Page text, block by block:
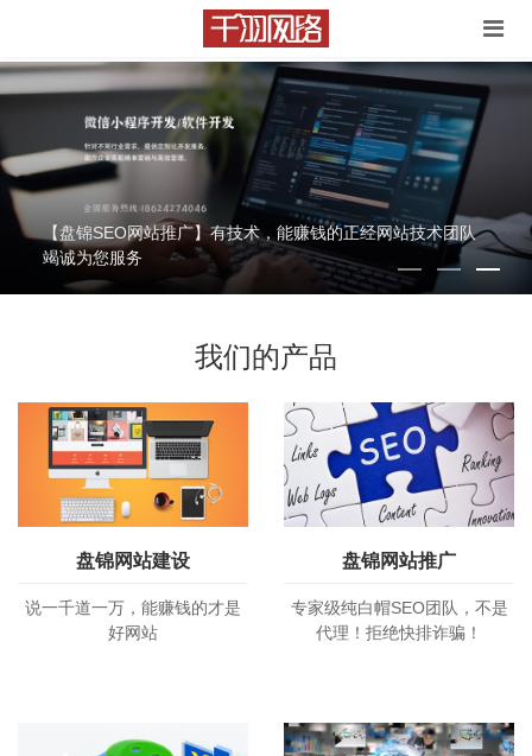
【盘锦SEO网站推广】有技术，能赚钱的正经网站技术团队
竭诚为您服务
我们的产品
盘锦网站建设
说一千道一万，能赚钱的才是
好网站
盘锦网站推广
专家级纯白帽SEO团队，不是
代理！拒绝快排诈骗！